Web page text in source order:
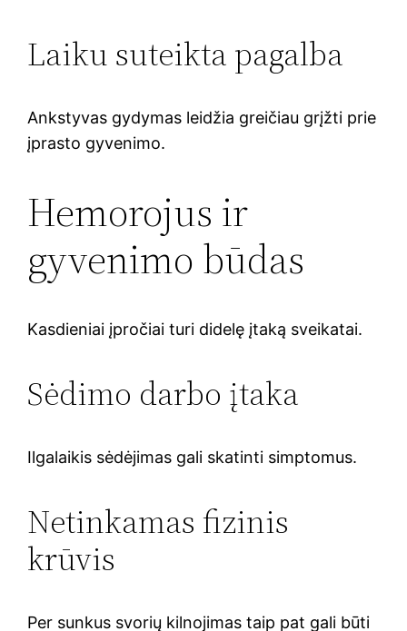
Laiku suteikta pagalba
Ankstyvas gydymas leidžia greičiau grįžti prie
įprasto gyvenimo.
Hemorojus ir
gyvenimo būdas
Kasdieniai įpročiai turi didelę įtaką sveikatai.
Sėdimo darbo įtaka
Ilgalaikis sėdėjimas gali skatinti simptomus.
Netinkamas fizinis
krūvis
Per sunkus svorių kilnojimas taip pat gali būti